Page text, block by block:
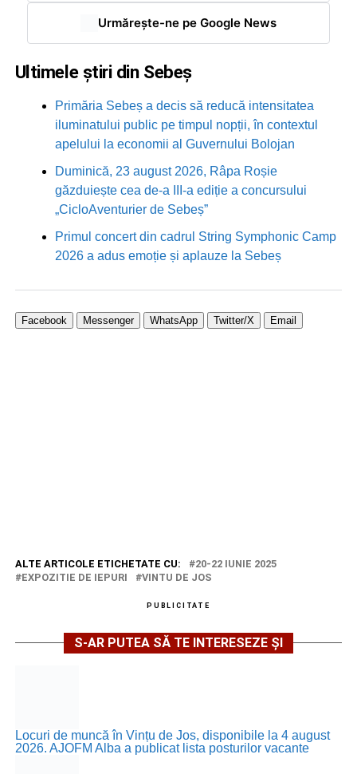
Urmărește-ne pe Google News
Ultimele știri din Sebeș
Primăria Sebeș a decis să reducă intensitatea
iluminatului public pe timpul nopții, în contextul
apelului la economii al Guvernului Bolojan
Duminică, 23 august 2026, Râpa Roșie
găzduiește cea de-a III-a ediție a concursului
„CicloAventurier de Sebeș”
Primul concert din cadrul String Symphonic Camp
2026 a adus emoție și aplauze la Sebeș
Facebook Messenger WhatsApp Twitter/X Email
ALTE ARTICOLE ETICHETATE CU:
20-22 IUNIE 2025
EXPOZITIE DE IEPURI
VINTU DE JOS
PUBLICITATE
S-AR PUTEA SĂ TE INTERESEZE ȘI
Locuri de muncă în Vințu de Jos, disponibile la 4 august
2026. AJOFM Alba a publicat lista posturilor vacante